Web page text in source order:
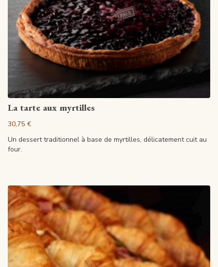
Artikel anzeigen
La tarte aux myrtilles
30,75 €
Un dessert traditionnel à base de myrtilles, délicatement cuit au
four.